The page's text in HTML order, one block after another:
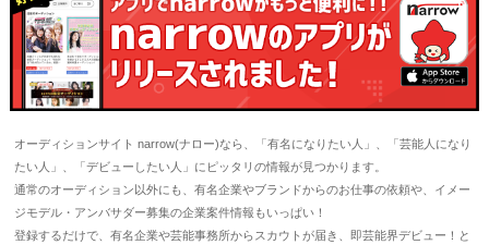
オーディションサイト narrow(ナロー)なら、「有名になりたい人」、「芸能人になり
たい人」、「デビューしたい人」にピッタリの情報が見つかります。
通常のオーディション以外にも、有名企業やブランドからのお仕事の依頼や、イメー
ジモデル・アンバサダー募集の企業案件情報もいっぱい！
登録するだけで、有名企業や芸能事務所からスカウトが届き、即芸能界デビュー！と